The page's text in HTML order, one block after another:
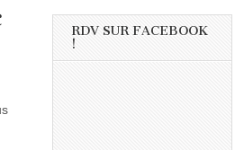
RDV SUR FACEBOOK
!